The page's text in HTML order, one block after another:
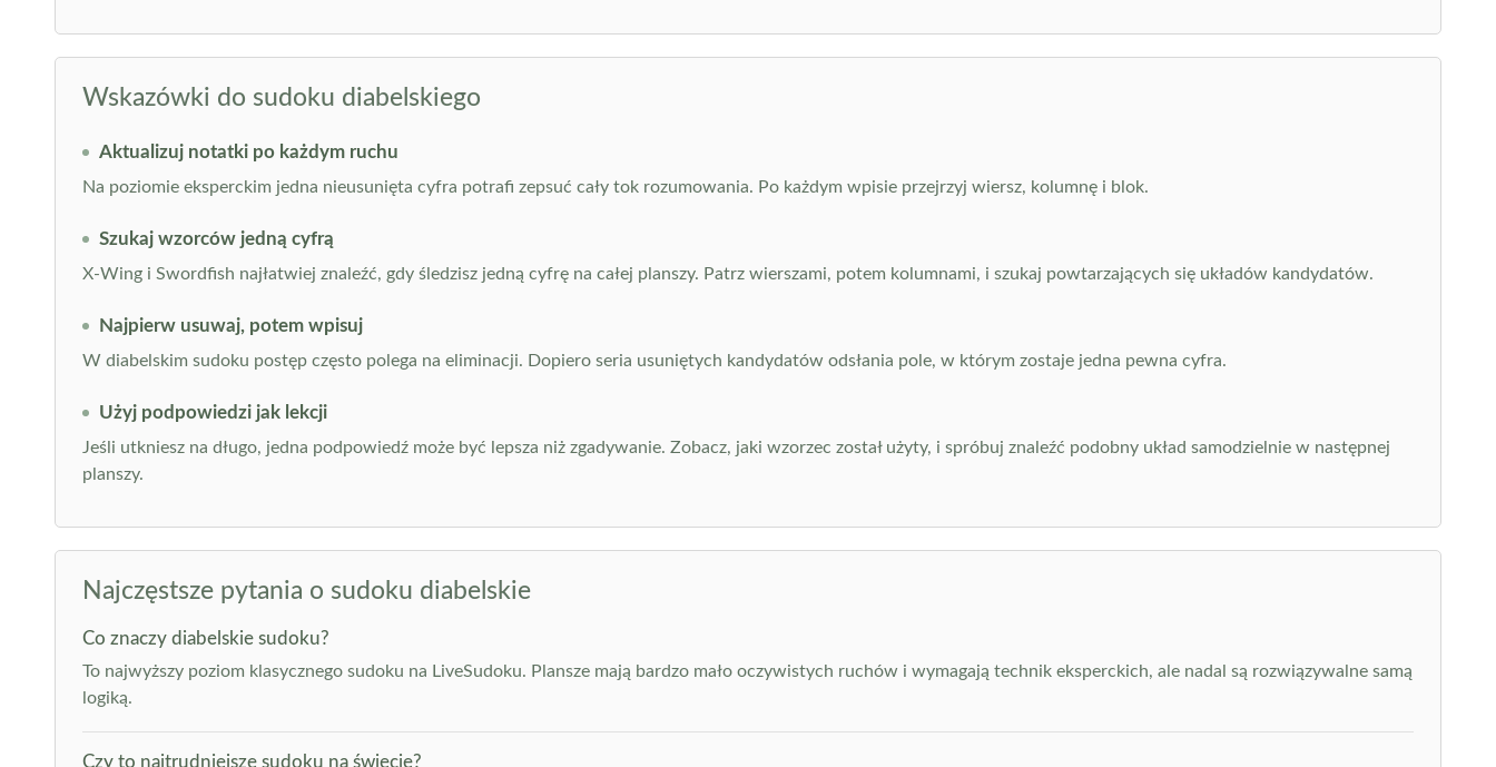
Wskazówki do sudoku diabelskiego
Aktualizuj notatki po każdym ruchu
Na poziomie eksperckim jedna nieusunięta cyfra potrafi zepsuć cały tok rozumowania. Po każdym wpisie przejrzyj wiersz, kolumnę i blok.
Szukaj wzorców jedną cyfrą
X-Wing i Swordfish najłatwiej znaleźć, gdy śledzisz jedną cyfrę na całej planszy. Patrz wierszami, potem kolumnami, i szukaj powtarzających się układów kandydatów.
Najpierw usuwaj, potem wpisuj
W diabelskim sudoku postęp często polega na eliminacji. Dopiero seria usuniętych kandydatów odsłania pole, w którym zostaje jedna pewna cyfra.
Użyj podpowiedzi jak lekcji
Jeśli utkniesz na długo, jedna podpowiedź może być lepsza niż zgadywanie. Zobacz, jaki wzorzec został użyty, i spróbuj znaleźć podobny układ samodzielnie w następnej
planszy.
Najczęstsze pytania o sudoku diabelskie
Co znaczy diabelskie sudoku?
To najwyższy poziom klasycznego sudoku na LiveSudoku. Plansze mają bardzo mało oczywistych ruchów i wymagają technik eksperckich, ale nadal są rozwiązywalne samą
logiką.
Czy to najtrudniejsze sudoku na świecie?